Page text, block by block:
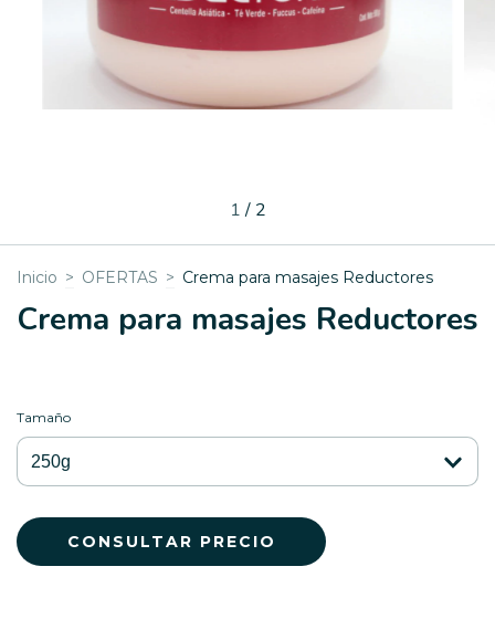
1/ 2
Inicio > OFERTAS > Crema para masajes Reductores
Crema para masajes Reductores
Tamaño